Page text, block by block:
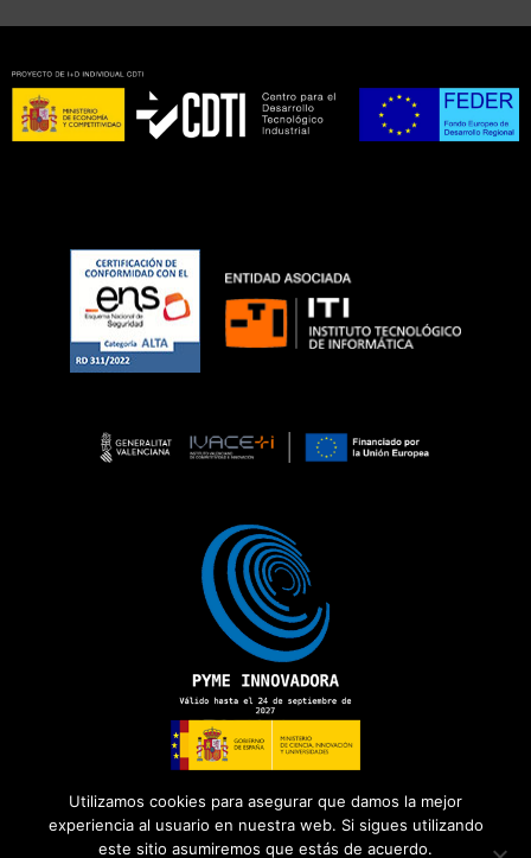
Utilizamos cookies para asegurar que damos la mejor
experiencia al usuario en nuestra web. Si sigues utilizando
este sitio asumiremos que estás de acuerdo.